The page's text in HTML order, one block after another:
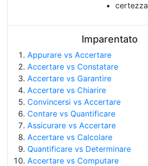
certezza
Imparentato
Appurare vs Accertare
Accertare vs Constatare
Accertare vs Garantire
Accertare vs Chiarire
Convincersi vs Accertare
Contare vs Quantificare
Assicurare vs Accertare
Accertare vs Calcolare
Quantificare vs Determinare
Accertare vs Computare